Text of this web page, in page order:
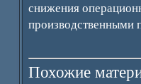
снижения
производственными
Похожие